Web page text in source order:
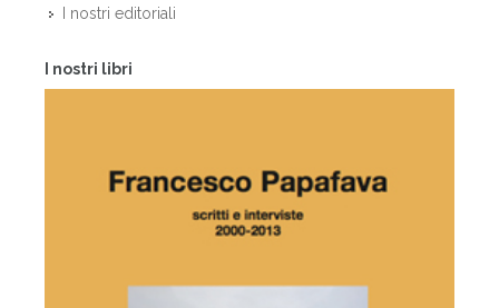
I nostri editoriali
I nostri libri